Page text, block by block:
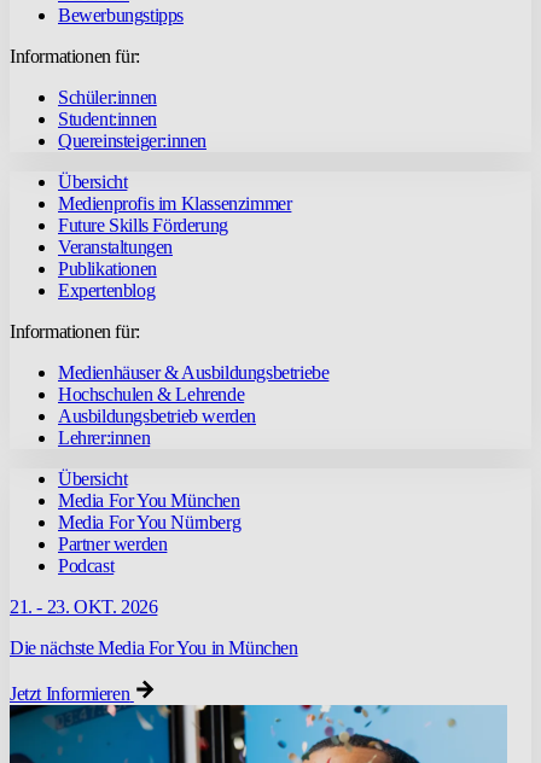
Bewerbungstipps
Informationen für:
Schüler:innen
Student:innen
Quereinsteiger:innen
Übersicht
Medienprofis im Klassenzimmer
Future Skills Förderung
Veranstaltungen
Publikationen
Expertenblog
Informationen für:
Medienhäuser & Ausbildungsbetriebe
Hochschulen & Lehrende
Ausbildungsbetrieb werden
Lehrer:innen
Übersicht
Media For You München
Media For You Nürnberg
Partner werden
Podcast
21. - 23. OKT. 2026
Die nächste Media For You in München
Jetzt Informieren